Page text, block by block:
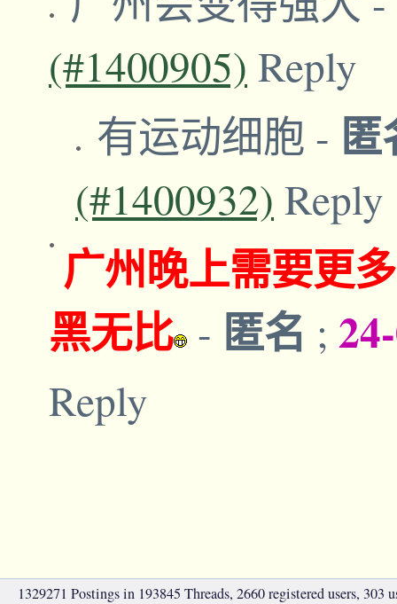
(#1400905) Reply
有运动细胞 -
(#1400932) Reply
广州晚上需要更
黑无比 - 匿名 ;
Reply
1329271 Postings in 193845 Threads, 2660 registered users, 303